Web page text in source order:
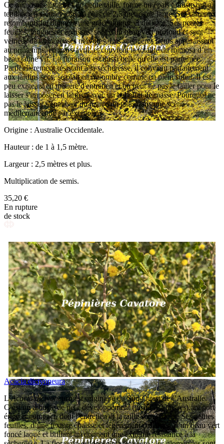
Ce mimosa, élégant et de petite taille, forme un épais arbuste qui a
tendance à s’étaler jusqu'à plus de 2,5 mètres de large. Ses rameaux
retombants lui donnent une grâce unique et délicate. Ses petites
feuilles, longues et épaisses, sont d'un beau vert profond et sont
veinées de nombreuses nervures. Les premières fleurs apparaissent
au printemps, en mars-avril, et couvrent la totalité du mimosa d’un
beau jaune vif. La floraison est aussi belle qu'elle est parfumée.
Particulièrement résistant à la sécheresse, il convient parfaitement
aux jardins secs, se plait en mi-ombre comme en plein soleil. Il est
peu exigeant en matière d'entretien et on peut ne pas le tailler pour le
laisser s'imposer en largeur avec un bel effet de masse. Pourquoi ne
pas le laisser s'épanouir du haut d'un talus dans une scène
méditerranéenne par exemple ?
Origine : Australie Occidentale.
Hauteur : de 1 à 1,5 mètre.
Largeur : 2,5 mètres et plus.
Multiplication de semis.
35,20 €
En rupture
de stock
Acacia dictyoneura
L’Acacia dictyoneuraest originaire du Sud-Ouest de l’Australie.
C’est un arbuste de petit développement (jusqu’à 2 mètres), au port
érigé et compact, dont l’entretien et la taille sont réduits. Ses petites
feuilles, d’une texture épaisse et légèrement collantes, d’un beau vert
foncé laqué et brillant lui donnent une extrême résistance à la